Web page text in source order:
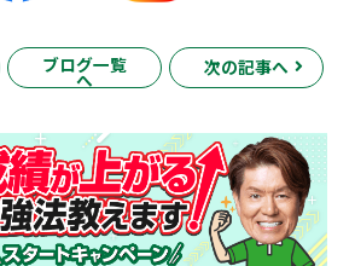
ブログ一覧
へ
次の記事へ